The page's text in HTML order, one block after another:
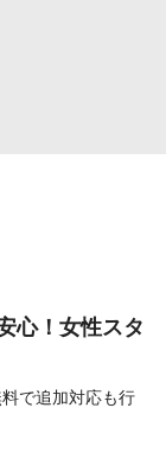
心！女性スタ
で追加対応も行